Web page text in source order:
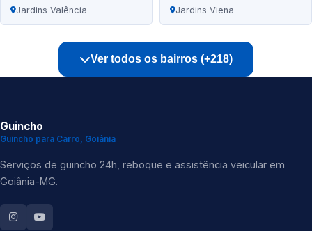
Jardins Valência Jardins Viena
Ver todos os bairros (+218)
Guincho
Guincho para Carro, Goiânia
Serviços de guincho 24h, reboque e assistência veicular em
Goiânia-MG.